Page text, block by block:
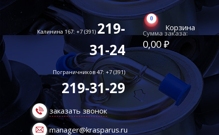
Калинина 167: +7 (391) 219-
31-24
Пограничников 47: +7 (391)
219-31-29
заказать звонок
manager@krasparus.ru
0
Корзина
Сумма заказа:
0,00 ₽